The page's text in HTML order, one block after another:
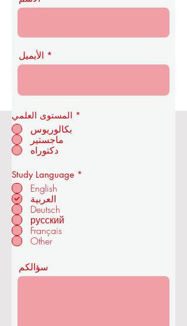
أكاديمية OUS الملكية للاقتصاد
في زوريخ - سويسرا
الأيميل
المستوى العلمي *
بكالوريوس
ماجستير
دكتوراه
Study Language *
English
العربية
Deutsch
русский
Français
Other
سؤالكم